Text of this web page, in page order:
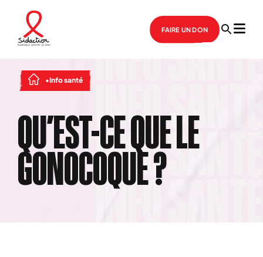
FAIRE UN DON
Info santé
QU’EST-CE QUE LE
GONOCOQUE ?